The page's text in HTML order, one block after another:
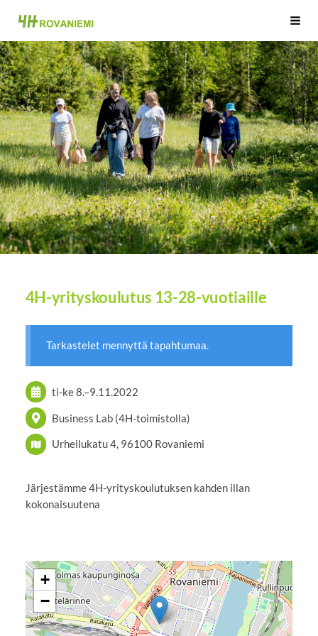
Siirry
sivun
sisältöön
Rovaniemen 4H
4H-yrityskoulutus 13-28-vuotiaille
Tarkastelet mennyttä tapahtumaa.
ti-ke8.–9.11.2022
Business Lab (4H-toimistolla)
Urheilukatu 4, 96100 Rovaniemi
Järjestämme 4H-yrityskoulutuksen kahden illan
kokonaisuutena
+
−